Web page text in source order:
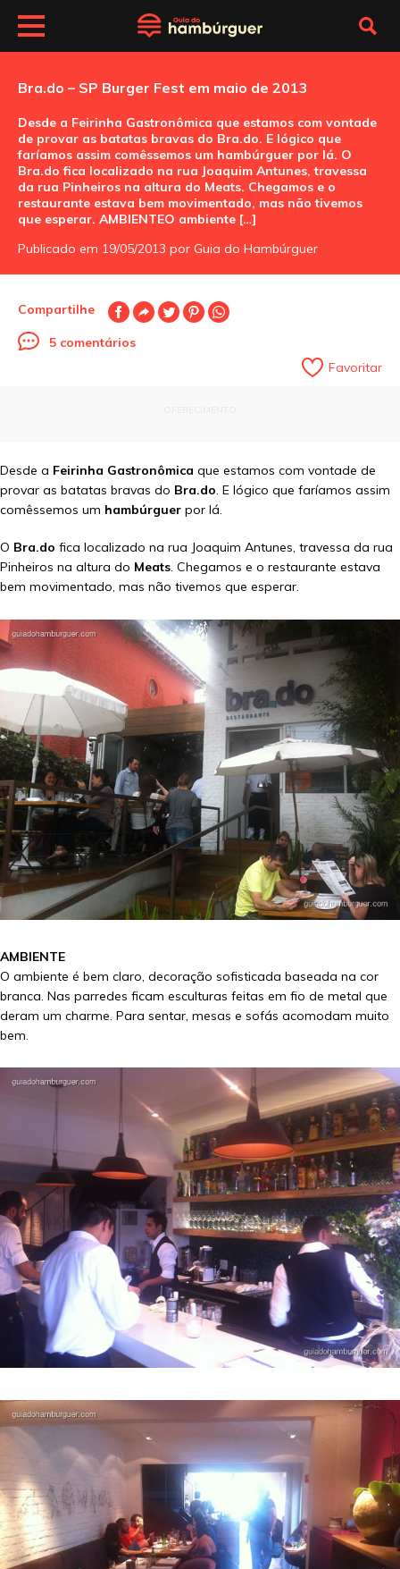
Bra.do – SP Burger Fest em maio de 2013
Desde a Feirinha Gastronômica que estamos com vontade
de provar as batatas bravas do Bra.do. E lógico que
faríamos assim comêssemos um hambúrguer por lá. O
Bra.do fica localizado na rua Joaquim Antunes, travessa
da rua Pinheiros na altura do Meats. Chegamos e o
restaurante estava bem movimentado, mas não tivemos
que esperar. AMBIENTEO ambiente […]
Publicado em 19/05/2013 por Guia do Hambúrguer
Compartilhe
5 comentários
Favoritar
Desde a Feirinha Gastronômica que estamos com vontade de
provar as batatas bravas do Bra.do. E lógico que faríamos assim
comêssemos um hambúrguer por lá.
O Bra.do fica localizado na rua Joaquim Antunes, travessa da rua
Pinheiros na altura do Meats. Chegamos e o restaurante estava
bem movimentado, mas não tivemos que esperar.
AMBIENTE
O ambiente é bem claro, decoração sofisticada baseada na cor
branca. Nas parredes ficam esculturas feitas em fio de metal que
deram um charme. Para sentar, mesas e sofás acomodam muito
bem.